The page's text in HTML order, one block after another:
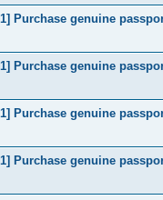
Purchase genuine
Purchase genuine
Purchase genuine
Purchase genuine